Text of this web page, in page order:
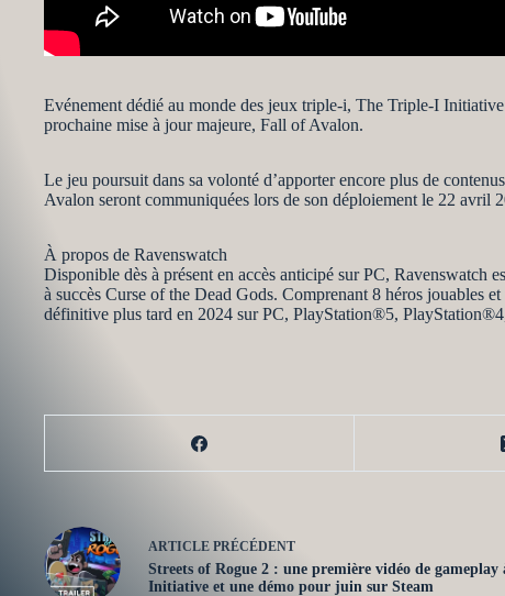
Evénement dédié au monde des jeux triple-i, The Triple-I
prochaine mise à jour majeure, Fall of Avalon.
Le jeu poursuit dans sa volonté d’apporter encore plus de
Avalon seront communiquées lors de son déploiement le 22 avril
À propos de Ravenswatch
Disponible dès à présent en accès anticipé sur PC, Ravenswatch
à succès Curse of the Dead Gods. Comprenant 8 héros jouables
définitive plus tard en 2024 sur PC, PlayStation®5,
ARTICLE PRÉCÉDENT
Streets of Rogue 2 : une première vidéo de
Initiative et une démo pour juin sur Steam